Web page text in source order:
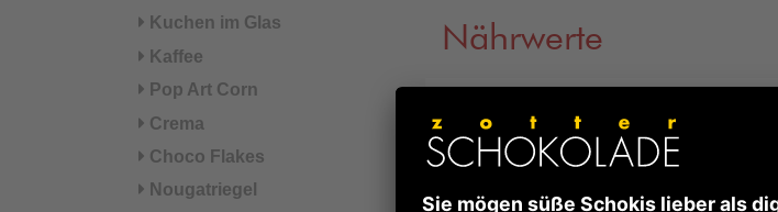
Kuchen im Glas
Kaffee
Pop Art Corn
Crema
Choco Flakes
Nougatriegel
Nährwerte
Energie kJ